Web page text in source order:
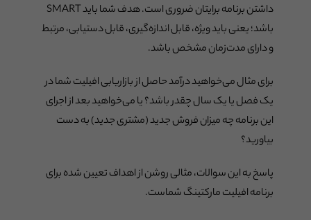
داشتن برنامه برایتان ضروری است. هدف شما باید SMART
باشد؛ یعنی باید ویژه، قابل اندازه‌گیری، قابل دستیابی، مرتبط
و دارای مدت‌زمان مشخص باشد.
برای مثال می‌خواهید درآمد حاصل از بازاریابی افیلیت شما در
یک فصل یا یک سال چقدر باشد؟ یا می‌خواهید بعد از اجرای
این برنامه چه میزان فروش جدید (مشتری جدید) به دست
بیاورید؟
پاسخ به این سوالات، مثالی روشن از اهداف تعیین شده برای
برنامه افیلیت مارکتینگ شماست.